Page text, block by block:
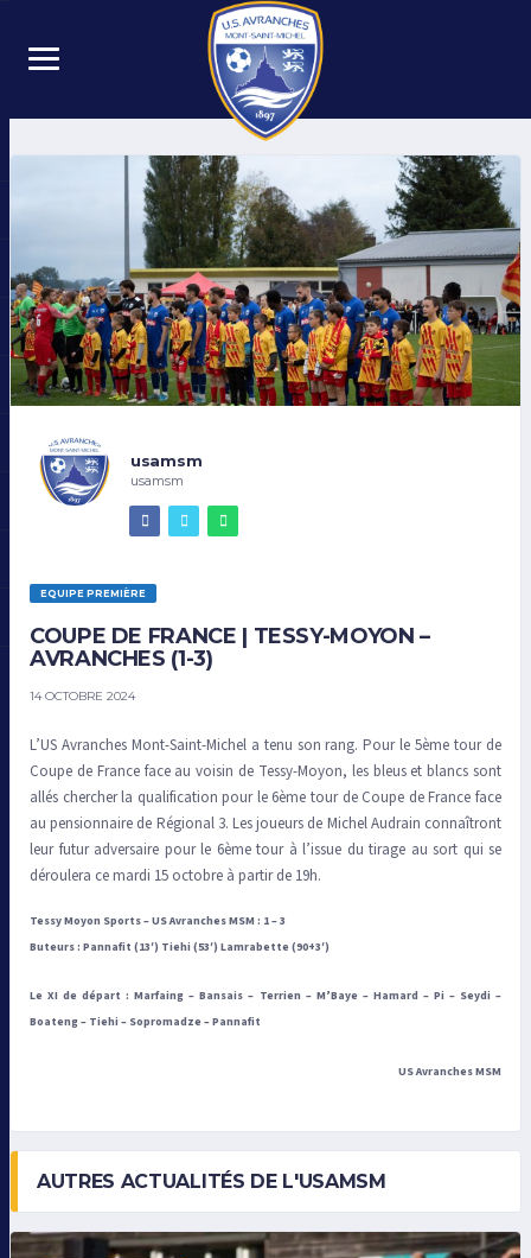
usamsm
usamsm
EQUIPE PREMIÈRE
COUPE DE FRANCE | TESSY-MOYON –
AVRANCHES (1-3)
14 OCTOBRE 2024
L’US Avranches Mont-Saint-Michel a tenu son rang. Pour le 5ème tour de
Coupe de France face au voisin de Tessy-Moyon, les bleus et blancs sont
allés chercher la qualification pour le 6ème tour de Coupe de France face
au pensionnaire de Régional 3. Les joueurs de Michel Audrain connaîtront
leur futur adversaire pour le 6ème tour à l’issue du tirage au sort qui se
déroulera ce mardi 15 octobre à partir de 19h.
Tessy Moyon Sports – US Avranches MSM : 1 – 3
Buteurs : Pannafit (13′) Tiehi (53′) Lamrabette (90+3′)
Le XI de départ : Marfaing – Bansais – Terrien – M’Baye – Hamard – Pi – Seydi –
Boateng – Tiehi – Sopromadze – Pannafit
US Avranches MSM
AUTRES ACTUALITÉS DE L'USAMSM